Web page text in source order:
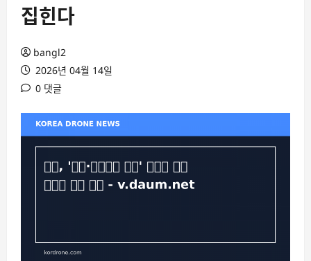
집힌다
bangl2
2026년 04월 14일
0 댓글